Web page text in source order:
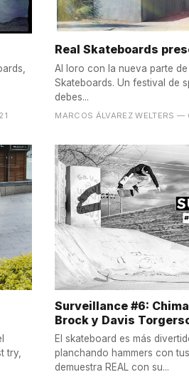
Real Skateboards
Al loro con la nueva parte
Skateboards. Un festival de
debes...
MARCOS ÁLVAREZ WELTERS —
try,
Surveillance #6:
Brock y Davis
El skateboard es más
planchando hammers con
demuestra REAL con su...